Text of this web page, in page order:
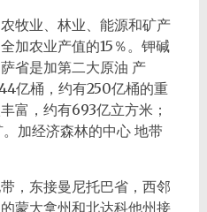
牧业、林业、能源和矿产
加农业产值的15％。钾碱
省是加第二大原油 产
亿桶，约有250亿桶的重
富，约有693亿立方米；
加经济森林的中心 地带
，东接曼尼托巴省，西邻
蒙大拿州和北达科他州接